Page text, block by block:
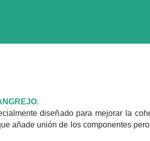
diseñado para mejorar la
añade unión de los componentes